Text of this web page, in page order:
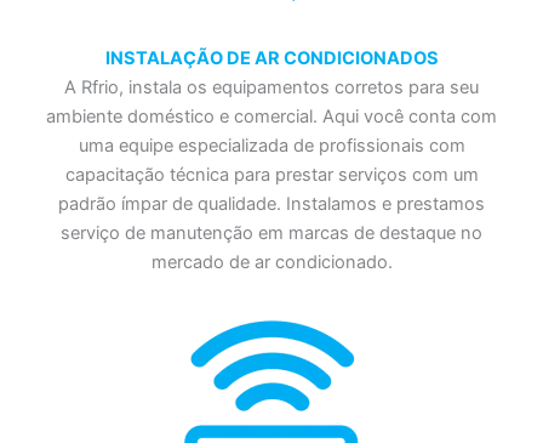
INSTALAÇÃO DE AR CONDICIONADOS
A Rfrio, instala os equipamentos corretos para seu
ambiente doméstico e comercial. Aqui você conta com
uma equipe especializada de profissionais com
capacitação técnica para prestar serviços com um
padrão ímpar de qualidade. Instalamos e prestamos
serviço de manutenção em marcas de destaque no
mercado de ar condicionado.